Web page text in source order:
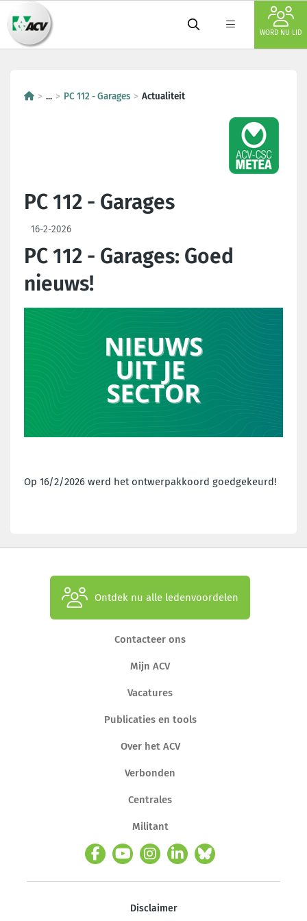
WORD NU LID
... PC 112 - Garages Actualiteit
PC 112 - Garages
16-2-2026
PC 112 - Garages: Goed
nieuws!
Op 16/2/2026 werd het ontwerpakkoord goedgekeurd!
Ontdek nu alle ledenvoordelen
Contacteer ons
Mijn ACV
Vacatures
Publicaties en tools
Over het ACV
Verbonden
Centrales
Militant
Disclaimer